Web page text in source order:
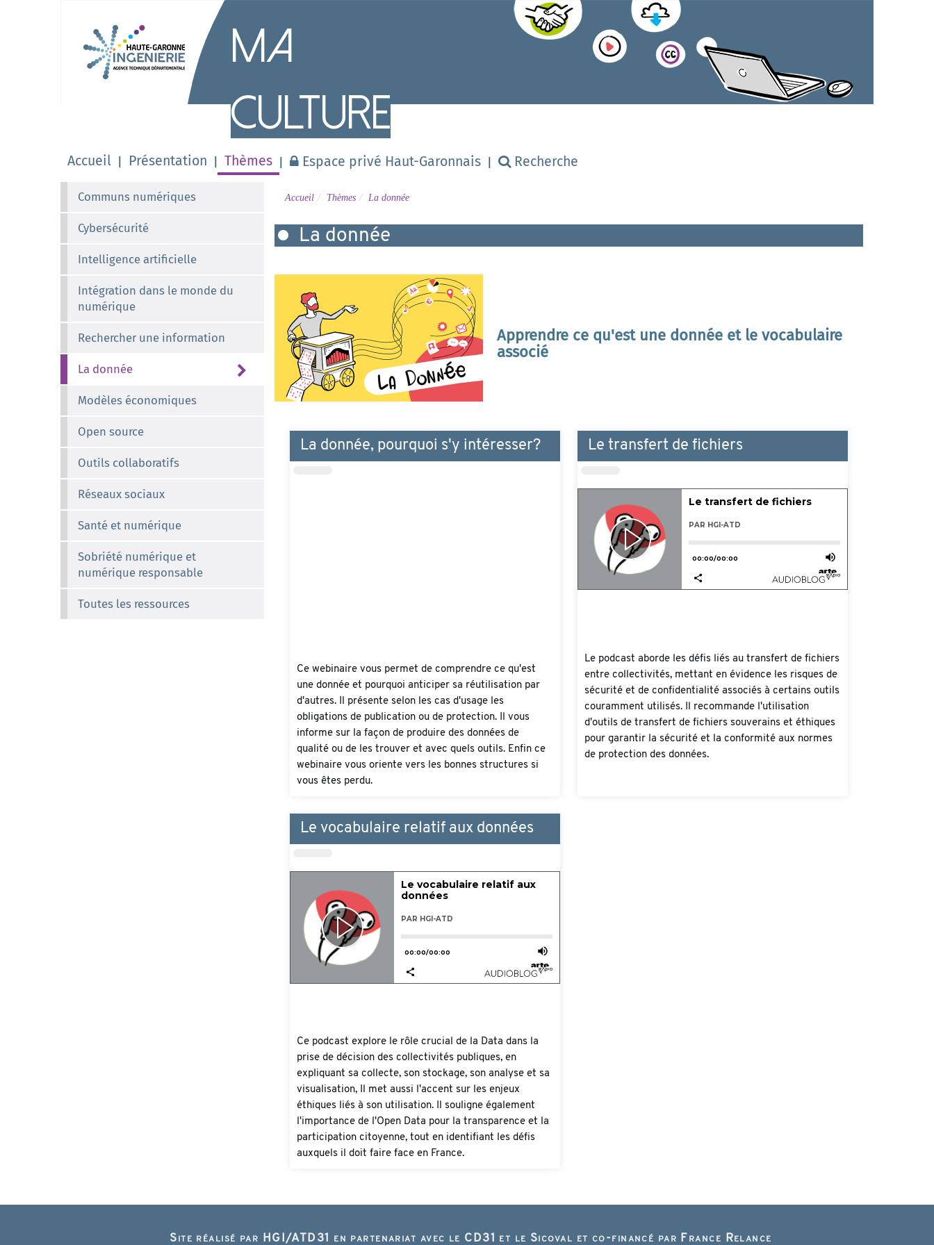
Ma
CultureNumérique
Accueil Présentation Thèmes Espace privé Haut-Garonnais Recherche
Accueil Thèmes La donnée
La donnée
Apprendre ce qu'est une donnée et le vocabulaire
associé
La donnée, pourquoi s'y intéresser?
Ce webinaire vous permet de comprendre ce qu'est
une donnée et pourquoi anticiper sa réutilisation par
d'autres. Il présente selon les cas d'usage les
obligations de publication ou de protection. Il vous
informe sur la façon de produire des données de
qualité ou de les trouver et avec quels outils. Enfin ce
webinaire vous oriente vers les bonnes structures si
vous êtes perdu.
Le transfert de fichiers
Le podcast aborde les défis liés au transfert de fichiers
entre collectivités, mettant en évidence les risques de
sécurité et de confidentialité associés à certains outils
couramment utilisés. Il recommande l'utilisation
d'outils de transfert de fichiers souverains et éthiques
pour garantir la sécurité et la conformité aux normes
de protection des données.
Le vocabulaire relatif aux données
Ce podcast explore le rôle crucial de la Data dans la
prise de décision des collectivités publiques, en
expliquant sa collecte, son stockage, son analyse et sa
visualisation, Il met aussi l'accent sur les enjeux
éthiques liés à son utilisation. Il souligne également
l'importance de l'Open Data pour la transparence et la
participation citoyenne, tout en identifiant les défis
auxquels il doit faire face en France.
Communs numériques
Cybersécurité
Intelligence artificielle
Intégration dans le monde du
numérique
Rechercher une information
La donnée
Modèles économiques
Open source
Outils collaboratifs
Réseaux sociaux
Santé et numérique
Sobriété numérique et
numérique responsable
Toutes les ressources
Site réalisé par HGI/ATD31 en partenariat avec le CD31 et le Sicoval et co-financé par France Relance